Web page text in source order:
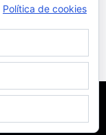
Política de cookies